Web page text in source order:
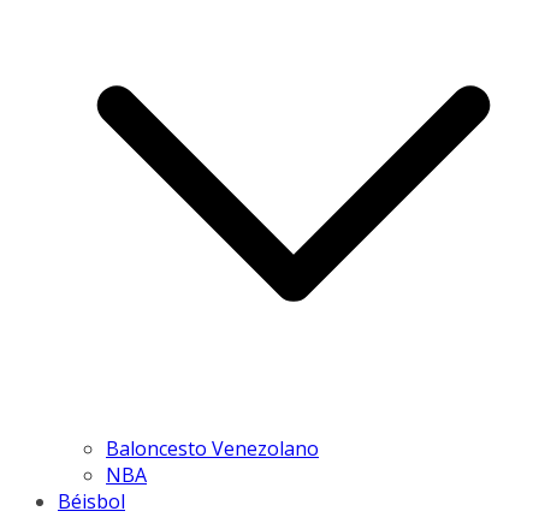
Baloncesto Venezolano
NBA
Béisbol